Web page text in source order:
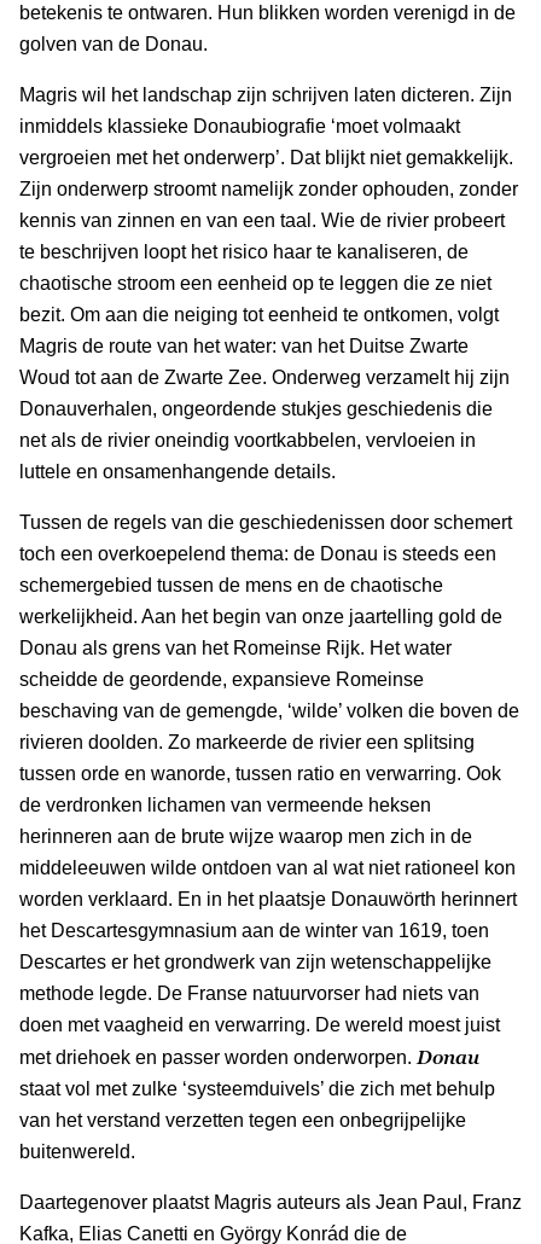
betekenis te ontwaren. Hun blikken worden verenigd in de
golven van de Donau.
Magris wil het landschap zijn schrijven laten dicteren. Zijn
inmiddels klassieke Donaubiografie ‘moet volmaakt
vergroeien met het onderwerp’. Dat blijkt niet gemakkelijk.
Zijn onderwerp stroomt namelijk zonder ophouden, zonder
kennis van zinnen en van een taal. Wie de rivier probeert
te beschrijven loopt het risico haar te kanaliseren, de
chaotische stroom een eenheid op te leggen die ze niet
bezit. Om aan die neiging tot eenheid te ontkomen, volgt
Magris de route van het water: van het Duitse Zwarte
Woud tot aan de Zwarte Zee. Onderweg verzamelt hij zijn
Donauverhalen, ongeordende stukjes geschiedenis die
net als de rivier oneindig voortkabbelen, vervloeien in
luttele en onsamenhangende details.
Tussen de regels van die geschiedenissen door schemert
toch een overkoepelend thema: de Donau is steeds een
schemergebied tussen de mens en de chaotische
werkelijkheid. Aan het begin van onze jaartelling gold de
Donau als grens van het Romeinse Rijk. Het water
scheidde de geordende, expansieve Romeinse
beschaving van de gemengde, ‘wilde’ volken die boven de
rivieren doolden. Zo markeerde de rivier een splitsing
tussen orde en wanorde, tussen ratio en verwarring. Ook
de verdronken lichamen van vermeende heksen
herinneren aan de brute wijze waarop men zich in de
middeleeuwen wilde ontdoen van al wat niet rationeel kon
worden verklaard. En in het plaatsje Donauwörth herinnert
het Descartesgymnasium aan de winter van 1619, toen
Descartes er het grondwerk van zijn wetenschappelijke
methode legde. De Franse natuurvorser had niets van
doen met vaagheid en verwarring. De wereld moest juist
met driehoek en passer worden onderworpen. Donau
staat vol met zulke ‘systeemduivels’ die zich met behulp
van het verstand verzetten tegen een onbegrijpelijke
buitenwereld.
Daartegenover plaatst Magris auteurs als Jean Paul, Franz
Kafka, Elias Canetti en György Konrád die de